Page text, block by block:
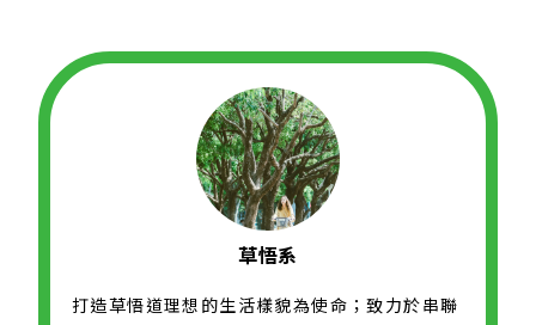
草悟系
打造草悟道理想的生活樣貌為使命；致力於串聯